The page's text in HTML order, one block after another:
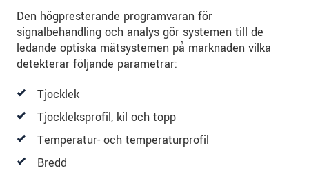
Den högpresterande programvaran för
signalbehandling och analys gör systemen till de
ledande optiska mätsystemen på marknaden vilka
detekterar följande parametrar:
Tjocklek
Tjockleksprofil, kil och topp
Temperatur- och temperaturprofil
Bredd
SKICKA MEDDELANDE